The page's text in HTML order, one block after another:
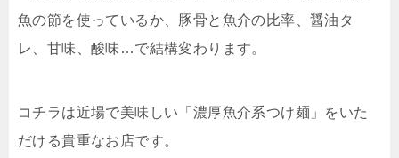
魚の節を使っているか、豚骨と魚介の比率、醤油タ
レ、甘味、酸味…で結構変わります。
コチラは近場で美味しい「濃厚魚介系つけ麺」をいた
だける貴重なお店です。